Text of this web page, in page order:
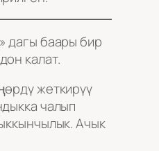
дагы баары бир
калат.
жеткирүү
чалып
Ачык